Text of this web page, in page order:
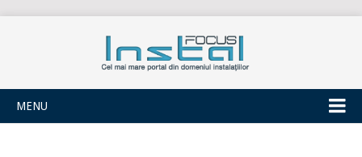
INSTALFOCUS
MENU